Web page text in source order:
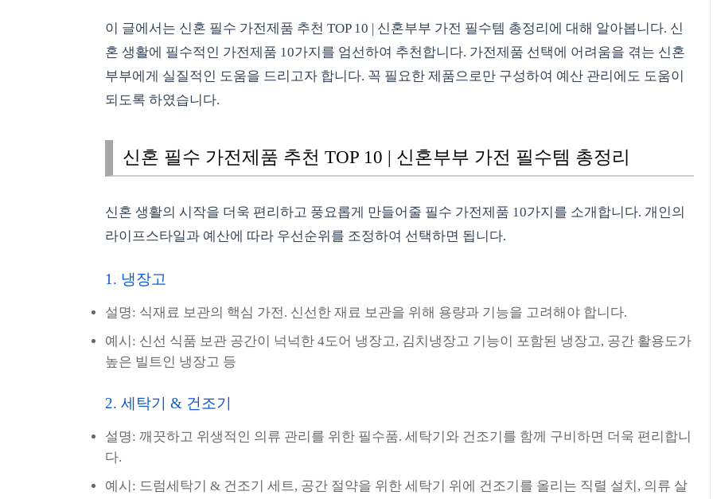
이 글에서는 신혼 필수 가전제품 추천 TOP 10 | 신혼부부 가전 필수템 총정리에 대해 알아봅니다. 신
혼 생활에 필수적인 가전제품 10가지를 엄선하여 추천합니다. 가전제품 선택에 어려움을 겪는 신혼
부부에게 실질적인 도움을 드리고자 합니다. 꼭 필요한 제품으로만 구성하여 예산 관리에도 도움이
되도록 하였습니다.
신혼 필수 가전제품 추천 TOP 10 | 신혼부부 가전 필수템 총정리
신혼 생활의 시작을 더욱 편리하고 풍요롭게 만들어줄 필수 가전제품 10가지를 소개합니다. 개인의
라이프스타일과 예산에 따라 우선순위를 조정하여 선택하면 됩니다.
1. 냉장고
설명: 식재료 보관의 핵심 가전. 신선한 재료 보관을 위해 용량과 기능을 고려해야 합니다.
예시: 신선 식품 보관 공간이 넉넉한 4도어 냉장고, 김치냉장고 기능이 포함된 냉장고, 공간 활용도가
높은 빌트인 냉장고 등
2. 세탁기 & 건조기
설명: 깨끗하고 위생적인 의류 관리를 위한 필수품. 세탁기와 건조기를 함께 구비하면 더욱 편리합니
다.
예시: 드럼세탁기 & 건조기 세트, 공간 절약을 위한 세탁기 위에 건조기를 올리는 직렬 설치, 의류 살